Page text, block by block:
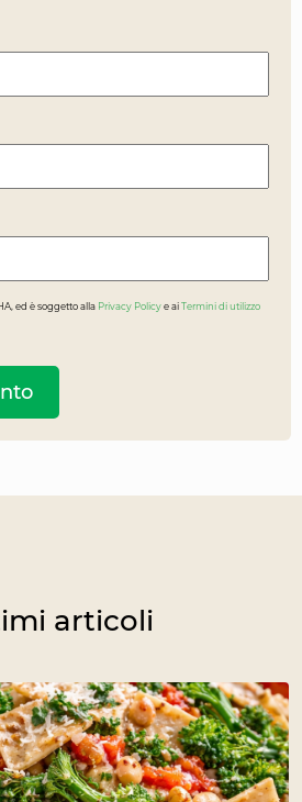
ed è soggetto alla Privacy Policy e ai Termini di utilizzo
articoli